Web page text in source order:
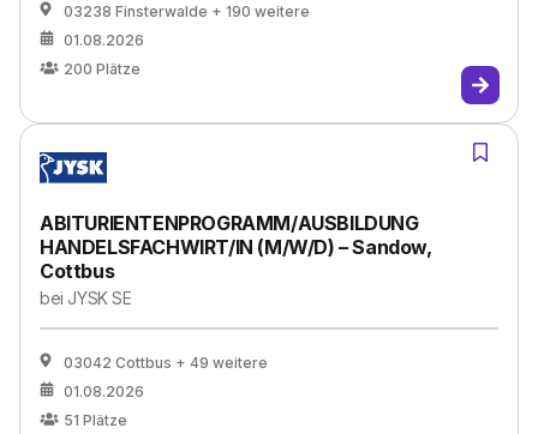
03238 Finsterwalde + 190 weitere
01.08.2026
200 Plätze
ABITURIENTENPROGRAMM/AUSBILDUNG
HANDELSFACHWIRT/IN (M/W/D) – Sandow,
Cottbus
bei JYSK SE
03042 Cottbus + 49 weitere
01.08.2026
51 Plätze